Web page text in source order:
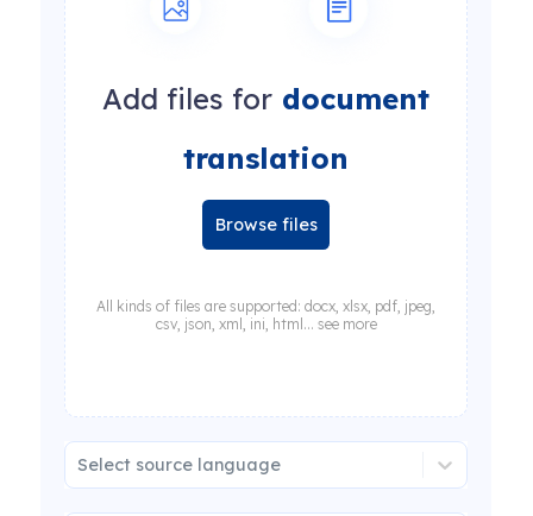
Add files for document
translation
Browse files
All kinds of files are supported: docx, xlsx, pdf, jpeg,
csv, json, xml, ini, html... see more
Select source language